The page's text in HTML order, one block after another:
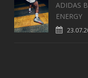
ADIDAS
ENERGY